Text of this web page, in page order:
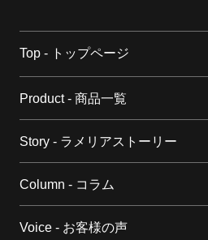
Top - トップページ
Product - 商品一覧
Story - ラメリアストーリー
Column - コラム
Voice - お客様の声